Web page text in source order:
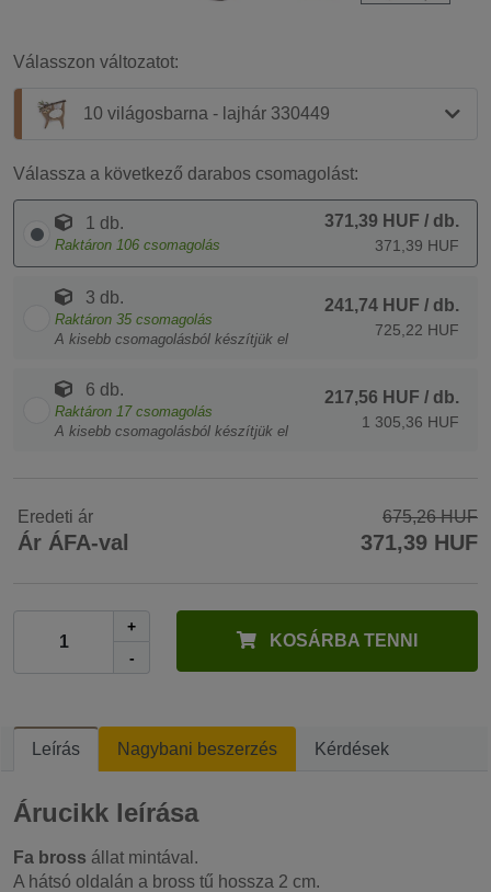
Válasszon változatot:
10 világosbarna - lajhár 330449
Válassza a következő darabos csomagolást:
1 db.
Raktáron 106 csomagolás
371,39 HUF / db.
371,39 HUF
3 db.
Raktáron 35 csomagolás
A kisebb csomagolásból készítjük el
241,74 HUF / db.
725,22 HUF
6 db.
Raktáron 17 csomagolás
A kisebb csomagolásból készítjük el
217,56 HUF / db.
1 305,36 HUF
Eredeti ár 675,26 HUF
Ár ÁFA-val 371,39 HUF
+
-
KOSÁRBA TENNI
Leírás Nagybani beszerzés Kérdések
Árucikk leírása
Fa bross állat mintával.
A hátsó oldalán a bross tű hossza 2 cm.